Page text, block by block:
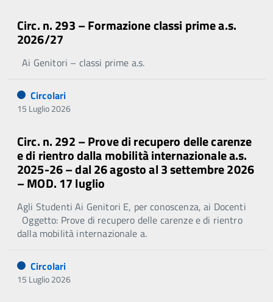
Circ. n. 293 – Formazione classi prime a.s.
2026/27
Ai Genitori – classi prime a.s.
Circolari
15 Luglio 2026
Circ. n. 292 – Prove di recupero delle carenze
e di rientro dalla mobilità internazionale a.s.
2025-26 – dal 26 agosto al 3 settembre 2026
– MOD. 17 luglio
Agli Studenti Ai Genitori E, per conoscenza, ai Docenti
Oggetto: Prove di recupero delle carenze e di rientro
dalla mobilità internazionale a.
Circolari
15 Luglio 2026